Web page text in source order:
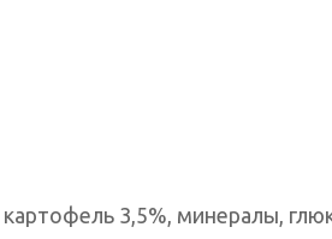
3,5%, минералы,